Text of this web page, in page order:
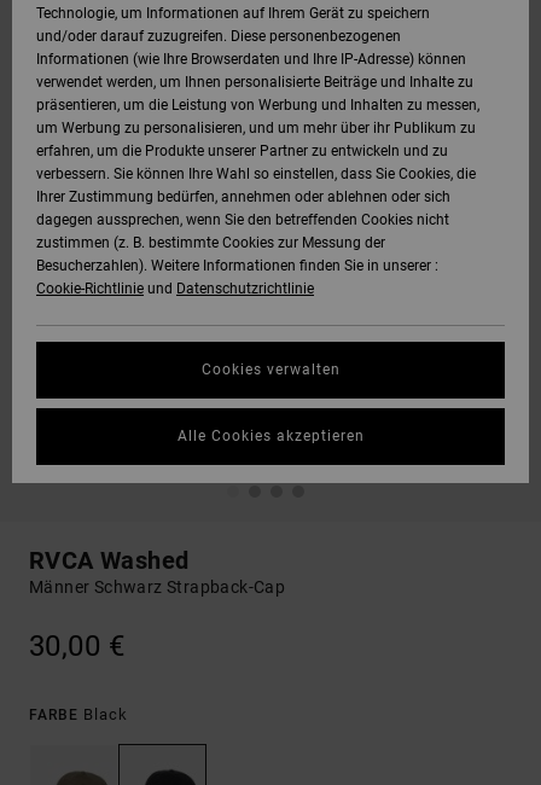
RVCA Washed
Männer Schwarz Strapback-Cap
30,00 €
FARBE Black
Technologie, um Informationen auf Ihrem Gerät zu speichern
und/oder darauf zuzugreifen. Diese personenbezogenen
Informationen (wie Ihre Browserdaten und Ihre IP-Adresse) können
verwendet werden, um Ihnen personalisierte Beiträge und Inhalte zu
präsentieren, um die Leistung von Werbung und Inhalten zu messen,
um Werbung zu personalisieren, und um mehr über ihr Publikum zu
erfahren, um die Produkte unserer Partner zu entwickeln und zu
verbessern. Sie können Ihre Wahl so einstellen, dass Sie Cookies, die
Ihrer Zustimmung bedürfen, annehmen oder ablehnen oder sich
dagegen aussprechen, wenn Sie den betreffenden Cookies nicht
zustimmen (z. B. bestimmte Cookies zur Messung der
Besucherzahlen). Weitere Informationen finden Sie in unserer :
Cookie-Richtlinie und Datenschutzrichtlinie
Cookies verwalten
Alle Cookies akzeptieren